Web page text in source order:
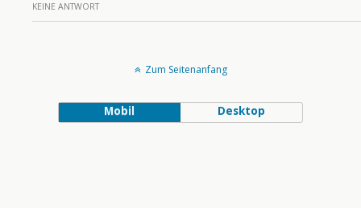
KEINE ANTWORT
Zum Seitenanfang
Mobil Desktop